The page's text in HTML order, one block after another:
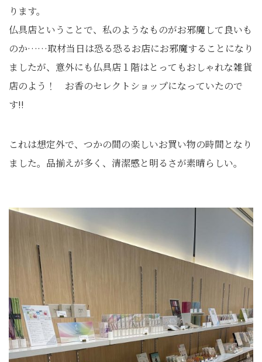
ります。
仏具店ということで、私のようなものがお邪魔して良いも
のか……取材当日は恐る恐るお店にお邪魔することになり
ましたが、意外にも仏具店１階はとってもおしゃれな雑貨
店のよう！ お香のセレクトショップになっていたので
す!!
これは想定外で、つかの間の楽しいお買い物の時間となり
ました。品揃えが多く、清潔感と明るさが素晴らしい。